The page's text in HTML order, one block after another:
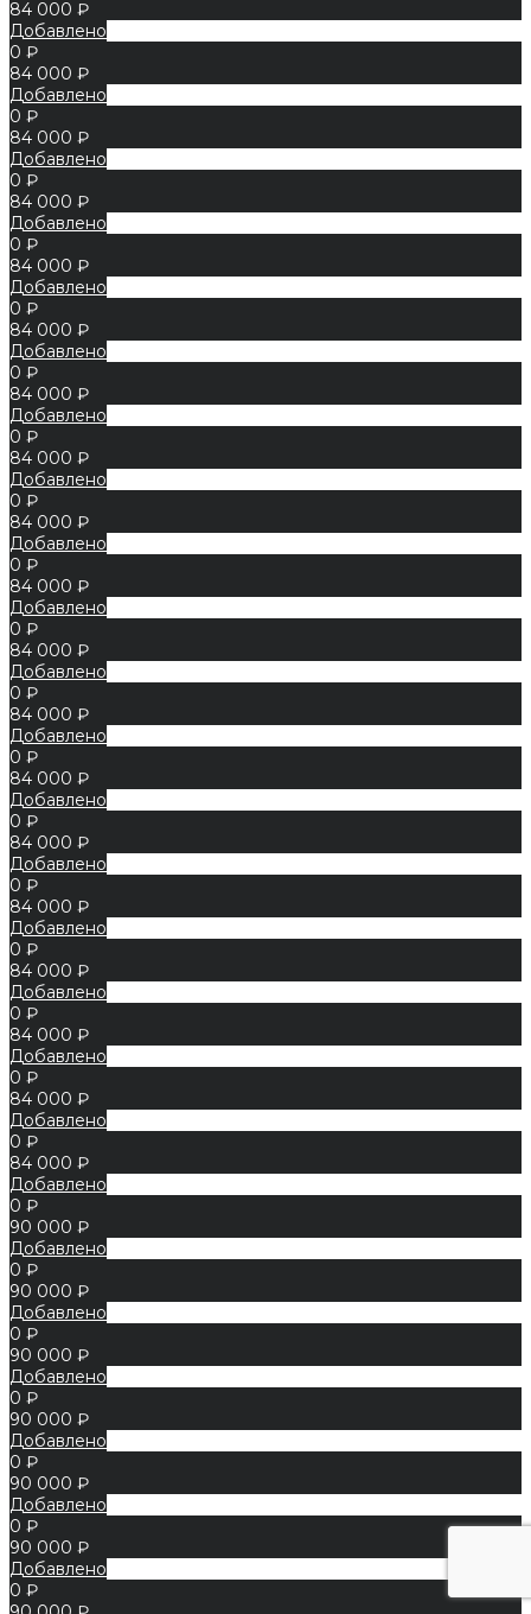
84 000 ₽
Добавлено
0 ₽
84 000 ₽
Добавлено
0 ₽
84 000 ₽
Добавлено
0 ₽
84 000 ₽
Добавлено
0 ₽
84 000 ₽
Добавлено
0 ₽
84 000 ₽
Добавлено
0 ₽
84 000 ₽
Добавлено
0 ₽
84 000 ₽
Добавлено
0 ₽
84 000 ₽
Добавлено
0 ₽
84 000 ₽
Добавлено
0 ₽
84 000 ₽
Добавлено
0 ₽
84 000 ₽
Добавлено
0 ₽
84 000 ₽
Добавлено
0 ₽
84 000 ₽
Добавлено
0 ₽
84 000 ₽
Добавлено
0 ₽
84 000 ₽
Добавлено
0 ₽
84 000 ₽
Добавлено
0 ₽
84 000 ₽
Добавлено
0 ₽
84 000 ₽
Добавлено
0 ₽
90 000 ₽
Добавлено
0 ₽
90 000 ₽
Добавлено
0 ₽
90 000 ₽
Добавлено
0 ₽
90 000 ₽
Добавлено
0 ₽
90 000 ₽
Добавлено
0 ₽
90 000 ₽
Добавлено
0 ₽